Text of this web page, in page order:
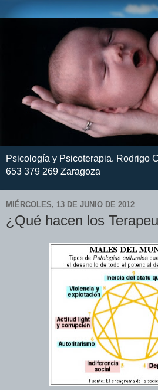
Psicología y Psicoterapia. Rodrigo
653 379 269 Zaragoza
MIÉRCOLES, 13 DE JUNIO DE 2012
¿Qué hacen los